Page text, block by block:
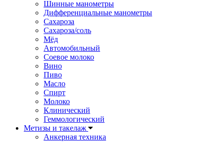
Шинные манометры
Дифференциальные манометры
Сахароза
Сахароза/соль
Мёд
Автомобильный
Соевое молоко
Вино
Пиво
Масло
Спирт
Молоко
Клинический
Геммологический
Метизы и такелаж
Анкерная техника